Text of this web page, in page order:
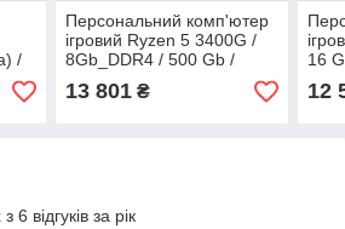
/
Персональний комп'ютер
ігровий Ryzen 5 3400G /
8Gb_DDR4 / 500 Gb /
Radeon_Vega11_DDR4
13 801₴
16
12
6 відгуків за рік